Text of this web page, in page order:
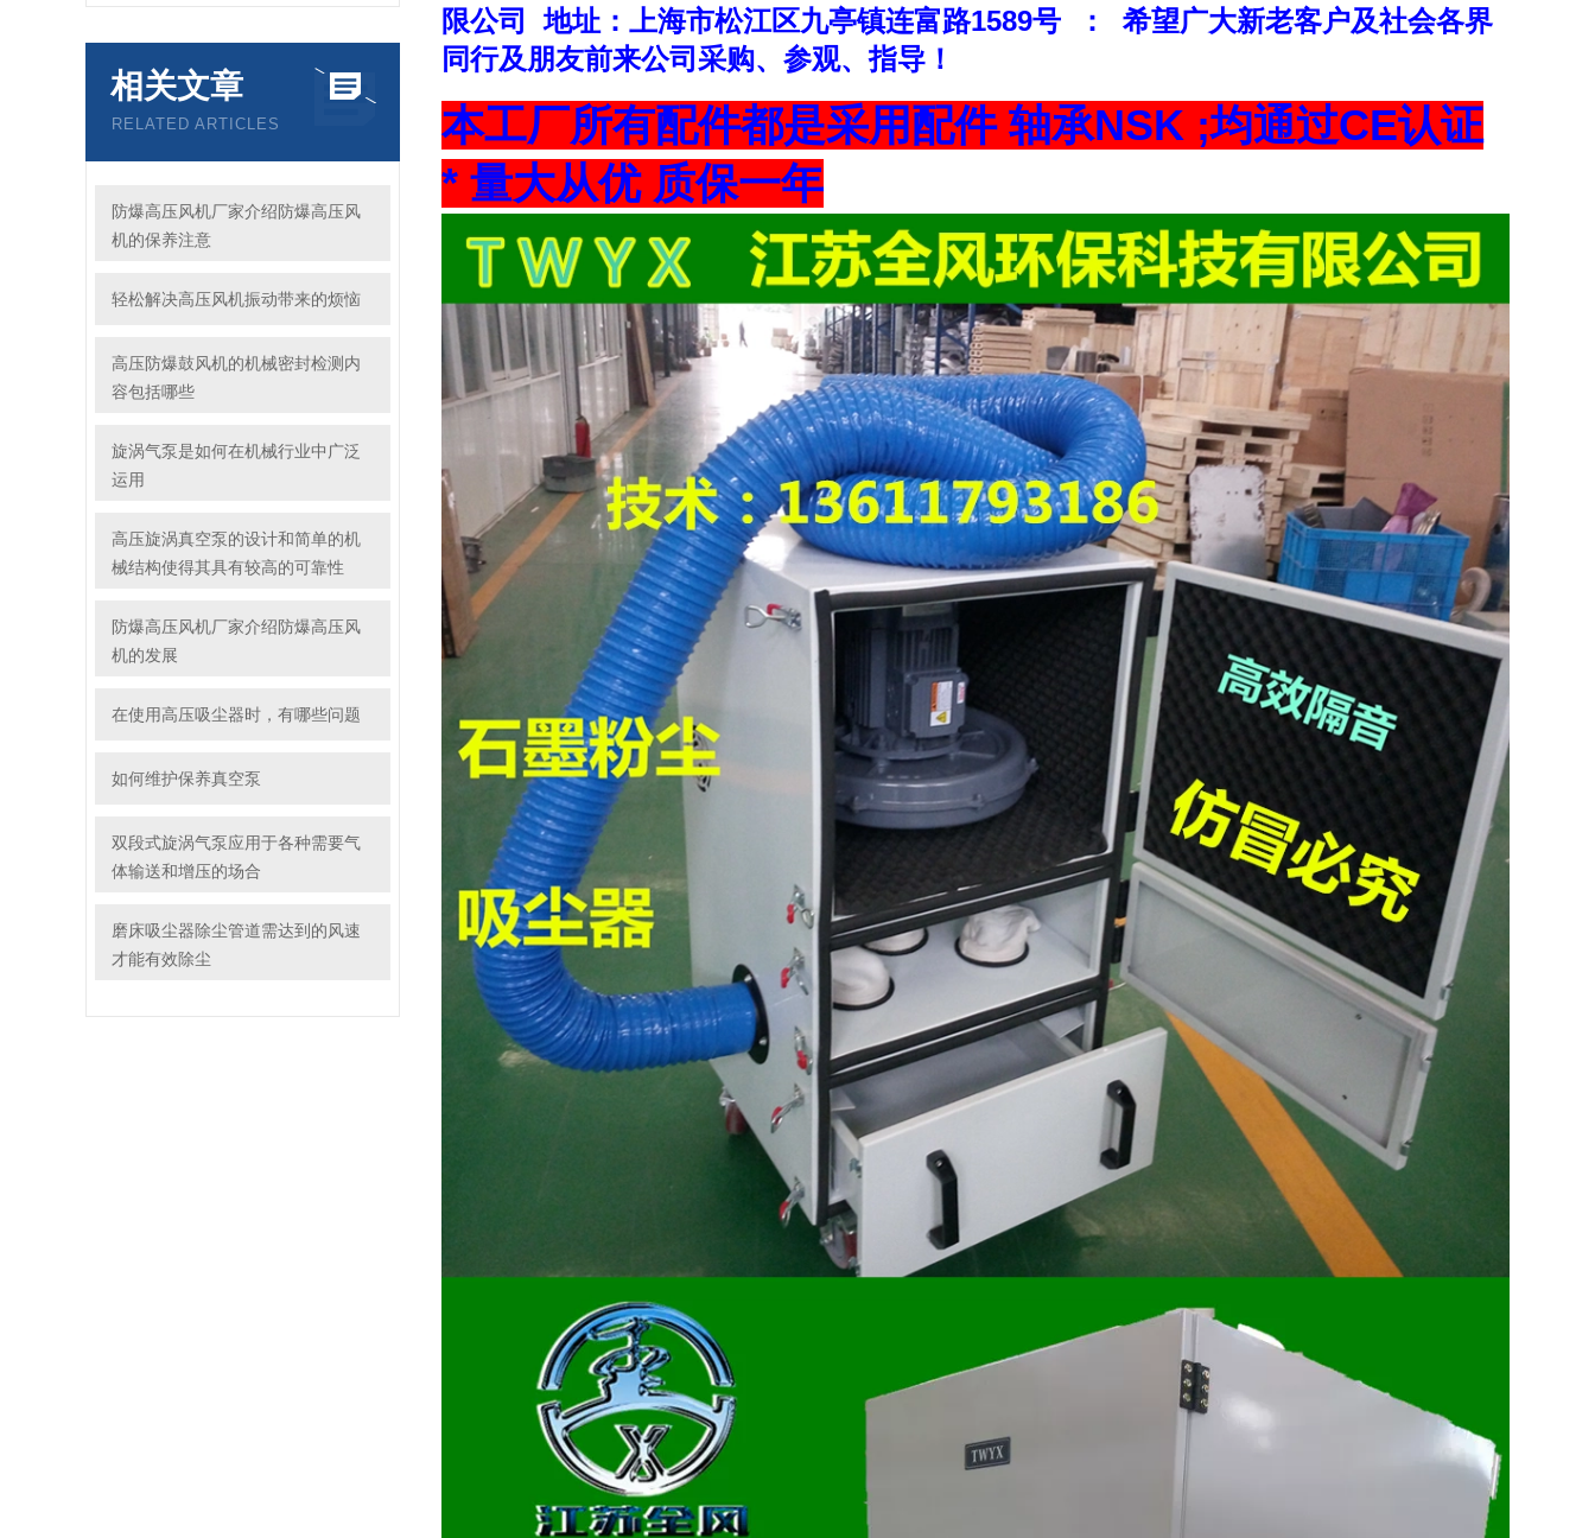
相关文章
RELATED ARTICLES
防爆高压风机厂家介绍防爆高压风
机的保养注意
轻松解决高压风机振动带来的烦恼
高压防爆鼓风机的机械密封检测内
容包括哪些
旋涡气泵是如何在机械行业中广泛
运用
高压旋涡真空泵的设计和简单的机
械结构使得其具有较高的可靠性
防爆高压风机厂家介绍防爆高压风
机的发展
在使用高压吸尘器时，有哪些问题
如何维护保养真空泵
双段式旋涡气泵应用于各种需要气
体输送和增压的场合
磨床吸尘器除尘管道需达到的风速
才能有效除尘
限公司 地址：上海市松江区九亭镇连富路1589号 ： 希望广大新老客户及社会各界
同行及朋友前来公司采购、参观、指导！
本工厂所有配件都是采用配件 轴承NSK ;均通过CE认证
* 量大从优 质保一年